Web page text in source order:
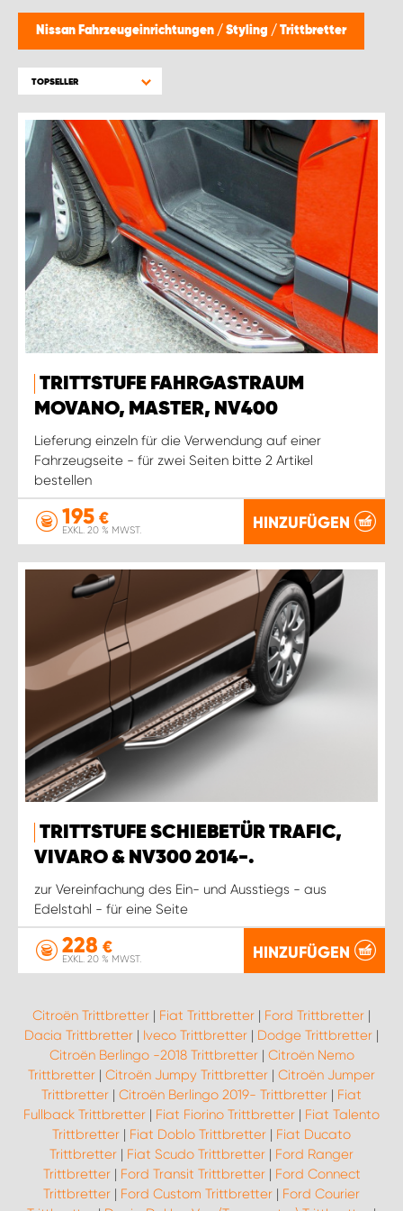
Nissan Fahrzeugeinrichtungen / Styling / Trittbretter
TOPSELLER
TRITTSTUFE FAHRGASTRAUM
MOVANO, MASTER, NV400
Lieferung einzeln für die Verwendung auf einer
Fahrzeugseite - für zwei Seiten bitte 2 Artikel
bestellen
195 €
EXKL. 20 % MWST. HINZUFÜGEN
TRITTSTUFE SCHIEBETÜR TRAFIC,
VIVARO & NV300 2014-.
zur Vereinfachung des Ein- und Ausstiegs - aus
Edelstahl - für eine Seite
228 €
EXKL. 20 % MWST. HINZUFÜGEN
Citroën Trittbretter | Fiat Trittbretter | Ford Trittbretter |
Dacia Trittbretter | Iveco Trittbretter | Dodge Trittbretter |
Citroën Berlingo -2018 Trittbretter| Citroën Nemo
Trittbretter | Citroën Jumpy Trittbretter | Citroën Jumper
Trittbretter | Citroën Berlingo 2019- Trittbretter | Fiat
Fullback Trittbretter | Fiat Fiorino Trittbretter | Fiat Talento
Trittbretter | Fiat Doblo Trittbretter | Fiat Ducato
Trittbretter | Fiat Scudo Trittbretter | Ford Ranger
Trittbretter| Ford Transit Trittbretter| Ford Connect
Trittbretter | Ford Custom Trittbretter | Ford Courier